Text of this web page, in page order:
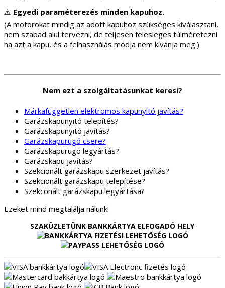
⚠️ Egyedi paraméterezés minden kapuhoz.
(A motorokat mindig az adott kapuhoz szükséges kiválasztani,
nem szabad alul tervezni, de teljesen felesleges túlméretezni
ha azt a kapu, és a felhasználás módja nem kívánja meg.)
Nem ezt a szolgáltatásunkat keresi?
Márkafüggetlen elektromos kapunyitó javítás?
Garázskapunyitó telepítés?
Garázskapunyitó javítás?
Garázskapurugó csere?
Garázskapurugó legyártás?
Garázskapu javítás?
Szekcionált garázskapu szerkezet javítás?
Szekcionált garázskapu telepítése?
Szekconált garázskapu legyártása?
Ezeket mind megtalálja nálunk!
SZAKÜZLETÜNK BANKKÁRTYA ELFOGADÓ HELY